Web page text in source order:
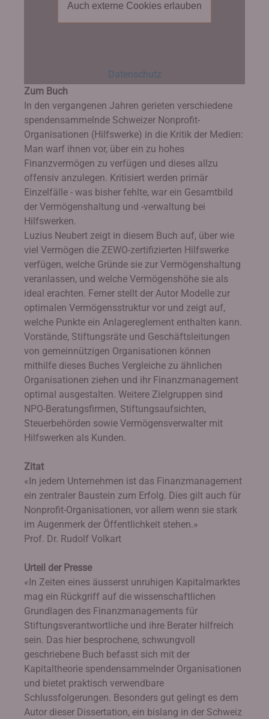
Auch externe Cookies erlauben
Datenschutz
Zum Buch
In den vergangenen Jahren gerieten verschiedene
spendensammelnde Schweizer Nonprofit-
Organisationen (Hilfswerke) in die Kritik der Medien:
Man warf ihnen vor, über ein zu hohes
Finanzvermögen zu verfügen und dieses allzu
offensiv anzulegen. Kritisiert werden primär
Einzelfälle - was bisher fehlte, war ein Gesamtbild
der Vermögenshaltung und -verwaltung bei
Hilfswerken.
Luzius Neubert zeigt in diesem Buch auf, über wie
viel Vermögen die ZEWO-zertifizierten Hilfswerke
verfügen, welche Gründe sie zur Vermögenshaltung
veranlassen, und welche Vermögenshöhe sie als
ideal erachten. Ferner stellt der Autor Modelle zur
optimalen Vermögensstruktur vor und zeigt auf,
welche Punkte ein Anlagereglement enthalten kann.
Vorstände, Stiftungsräte und Geschäftsleitungen
von gemeinnützigen Organisationen können
mithilfe dieses Buches Vergleiche zu ähnlichen
Organisationen ziehen und ihr Finanzmanagement
optimal ausgestalten. Weitere Zielgruppen sind
NPO-Beratungsfirmen, Stiftungsaufsichten,
Steuerbehörden sowie Vermögensverwalter mit
Hilfswerken als Kunden.
Zitat
«In jedem Unternehmen ist das Finanzmanagement
ein zentraler Baustein zum Erfolg. Dies gilt auch für
Nonprofit-Organisationen, vor allem wenn sie stark
im Augenmerk der Öffentlichkeit stehen.»
Prof. Dr. Rudolf Volkart
Urteil der Presse
«In Zeiten eines äusserst unruhigen Kapitalmarktes
mag ein Rückgriff auf die wissenschaftlichen
Grundlagen des Finanzmanagements für
Stiftungsverantwortliche und ihre Berater hilfreich
sein. Das hier besprochene, schwungvoll
geschriebene Buch befasst sich mit der
Kapitaltheorie spendensammelnder Organisationen
und bietet praktisch verwendbare
Schlussfolgerungen. Besonders gut gelingt es dem
Autor dieser Dissertation, ein bislang in der Schweiz